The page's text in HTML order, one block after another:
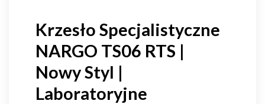
Krzesło Specjalistyczne
NARGO TS06 RTS |
Nowy Styl |
Laboratoryjne